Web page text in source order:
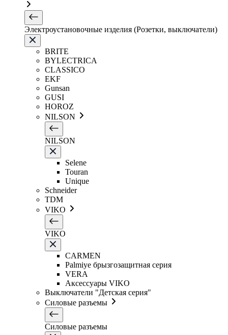
Электроустановочные изделия (Розетки, выключатели)
BRITE
BYLECTRICA
CLASSICO
EKF
Gunsan
GUSI
HOROZ
NILSON
NILSON
Selene
Touran
Unique
Schneider
TDM
VIKO
VIKO
CARMEN
Palmiye брызгозащитная серия
VERA
Аксессуары VIKO
Выключатели "Детская серия"
Силовые разъемы
Силовые разъемы